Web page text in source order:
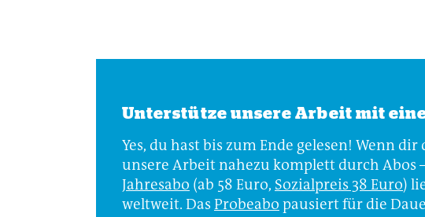
Unterstütze unsere Arbeit mit
Yes, du hast bis zum Ende gelesen! Wenn
unsere Arbeit nahezu komplett durch Abos
Jahresabo (ab 58 Euro, Sozialpreis 38 Euro)
weltweit. Das Probeabo pausiert für die